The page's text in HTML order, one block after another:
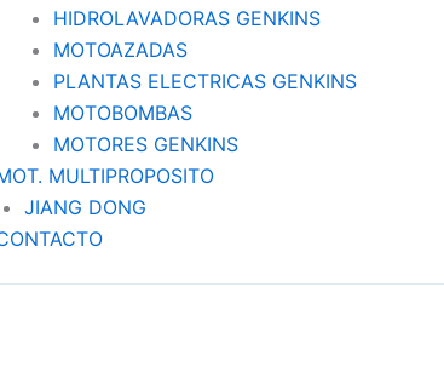
HIDROLAVADORAS GENKINS
MOTOAZADAS
PLANTAS ELECTRICAS GENKINS
MOTOBOMBAS
MOTORES GENKINS
MULTIPROPOSITO
JIANG DONG